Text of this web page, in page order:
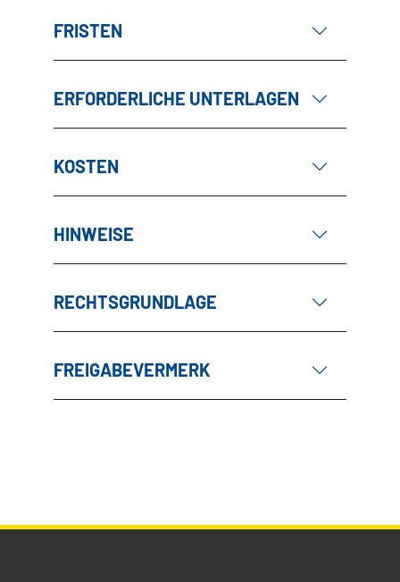
FRISTEN
ERFORDERLICHE UNTERLAGEN
KOSTEN
HINWEISE
RECHTSGRUNDLAGE
FREIGABEVERMERK